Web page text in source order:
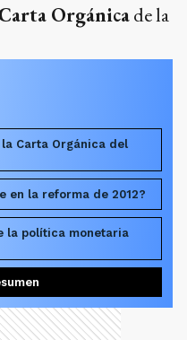
Orgánicade la
Carta Orgánica del
en la reforma de 2012?
la política monetaria